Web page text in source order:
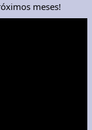
meses!